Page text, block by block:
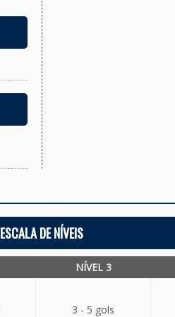
ESCALA DE NÍVEIS
NÍVEL 3
3 - 5 gols